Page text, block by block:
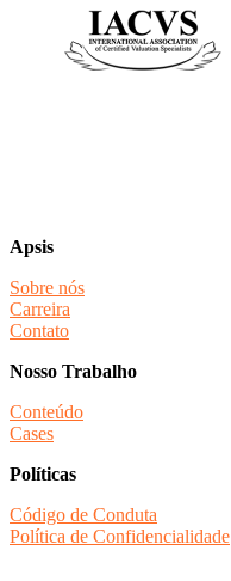
Apsis
Sobre nós
Carreira
Contato
Nosso Trabalho
Conteúdo
Cases
Políticas
Código de Conduta
Política de Confidencialidade